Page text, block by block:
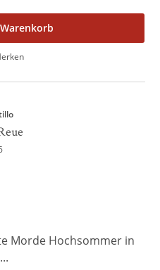
Morde Hochsommer in